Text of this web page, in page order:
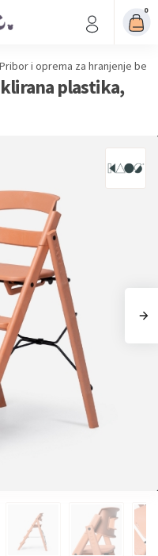
0
Pribor i oprema za hranjenje beba
plastika,